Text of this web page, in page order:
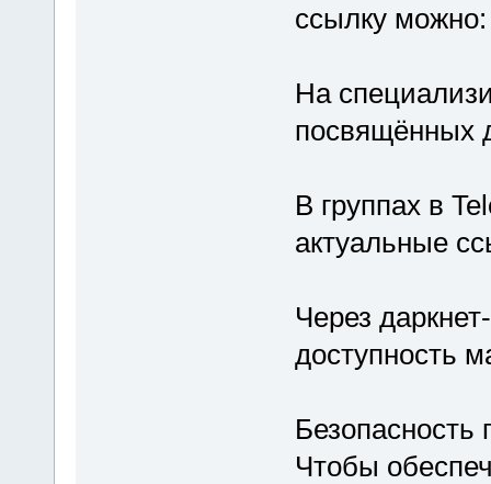
ссылку можно:
На
посвящённых
В группах в
актуальные
Через
доступность
Безопасность
Чтобы